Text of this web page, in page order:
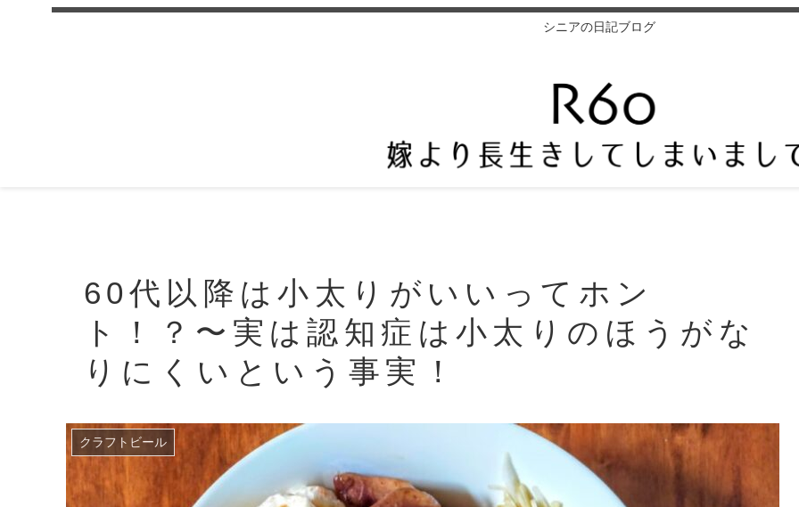
シニアの日記ブログ
60代以降は小太りがいいってホン
ト！？〜実は認知症は小太りのほうがな
りにくいという事実！
クラフトビール